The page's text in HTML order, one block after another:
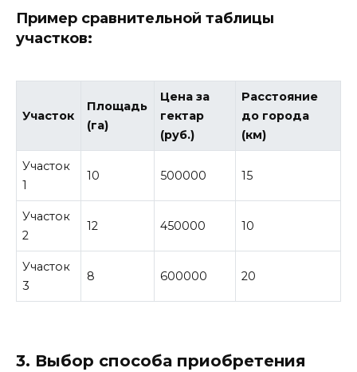
Пример сравнительной таблицы
участков:
Участок
Площадь
(га)
Цена за
гектар
(руб.)
Расстояние
до города
(км)
Участок
1
10 500000 15
Участок
2
12 450000 10
Участок
3
8 600000 20
3. Выбор способа приобретения